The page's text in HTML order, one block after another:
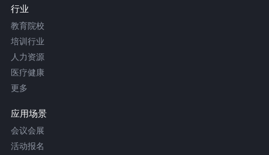
行业
教育院校
培训行业
人力资源
医疗健康
更多
应用场景
会议会展
活动报名